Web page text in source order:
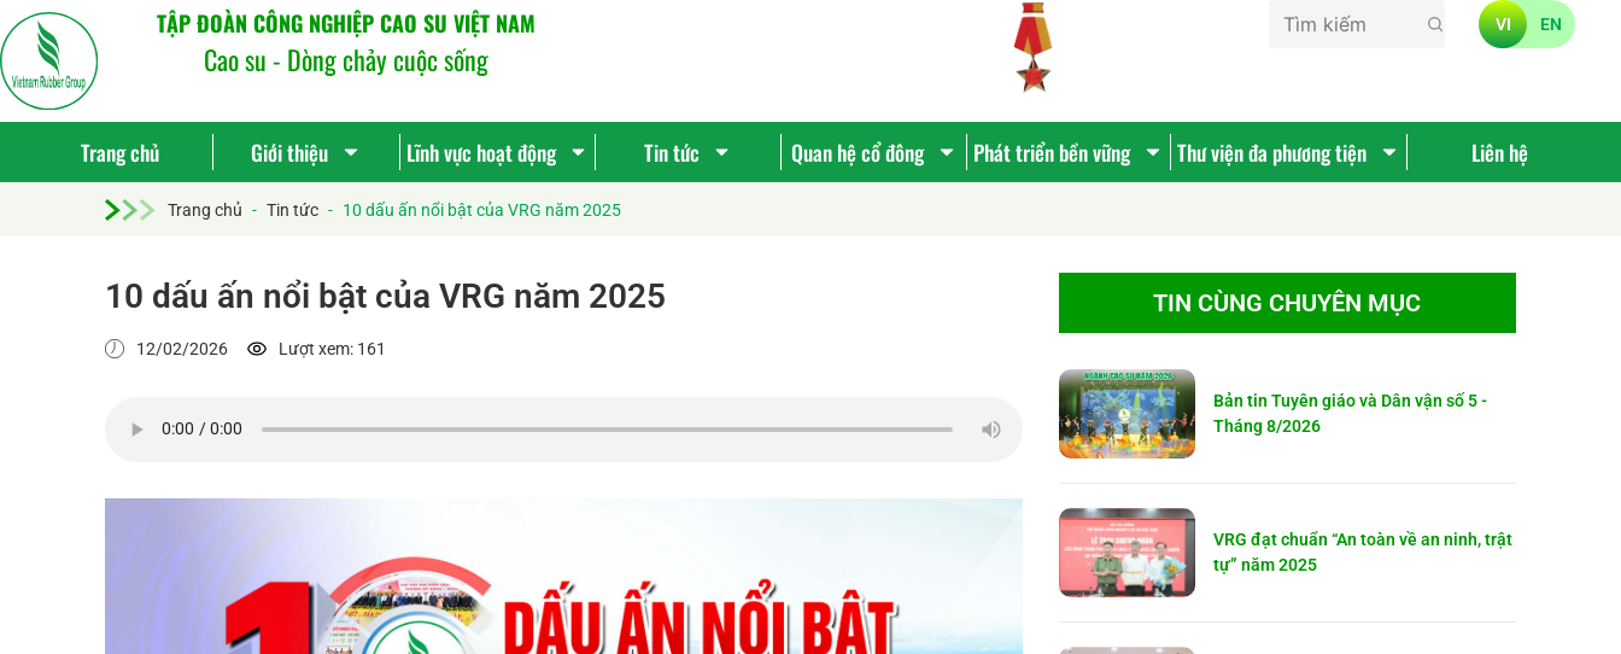
TẬP ĐOÀN CÔNG NGHIỆP CAO SU VIỆT NAM
Cao su - Dòng chảy cuộc sống
VI EN
Trang chủ Giới thiệu Lĩnh vực hoạt động Tin tức Quan hệ cổ đông Phát triển bền vững Thư viện đa phương tiện Liên hệ
Trang chủ - Tin tức - 10 dấu ấn nổi bật của VRG năm 2025
10 dấu ấn nổi bật của VRG năm 2025
12/02/2026 Lượt xem: 161
TIN CÙNG CHUYÊN MỤC
Bản tin Tuyên giáo và Dân vận số 5 -
Tháng 8/2026
VRG đạt chuẩn “An toàn về an ninh, trật
tự” năm 2025